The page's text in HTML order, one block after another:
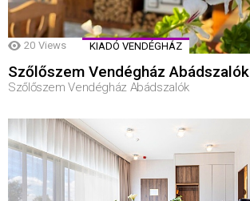
20 Views KIADÓ VENDÉGHÁZ
Szőlőszem Vendégház Abádszalók
Szőlőszem Vendégház Abádszalók